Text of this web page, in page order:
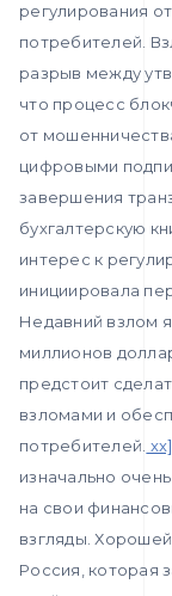
регулирования
потребителей.
разрыв между
что процесс
от
цифровыми
завершения
бухгалтерскую
интерес к
инициировала
Недавний взлом
миллионов
предстоит
взломами и
потребителей. xx]
изначально
на свои
взгляды.
Россия, которая